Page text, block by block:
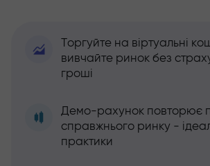
Торгуйте на віртуальні
вивчайте ринок без
гроші
Демо-рахунок повторює
справжнього ринку -
практики